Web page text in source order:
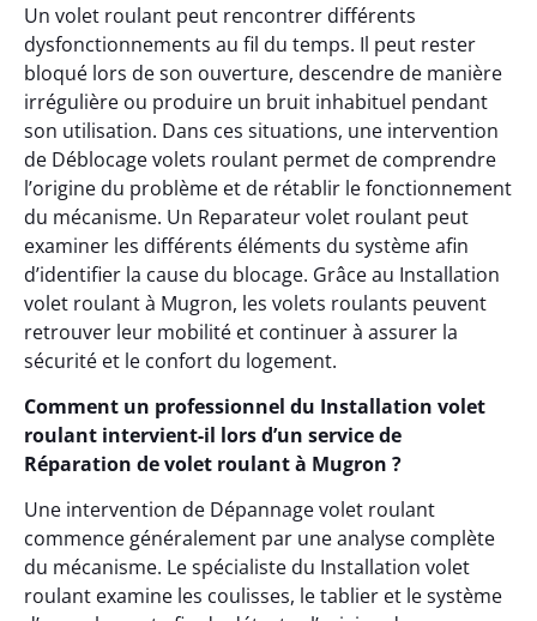
Un volet roulant peut rencontrer différents
dysfonctionnements au fil du temps. Il peut rester
bloqué lors de son ouverture, descendre de manière
irrégulière ou produire un bruit inhabituel pendant
son utilisation. Dans ces situations, une intervention
de Déblocage volets roulant permet de comprendre
l’origine du problème et de rétablir le fonctionnement
du mécanisme. Un Reparateur volet roulant peut
examiner les différents éléments du système afin
d’identifier la cause du blocage. Grâce au Installation
volet roulant à Mugron, les volets roulants peuvent
retrouver leur mobilité et continuer à assurer la
sécurité et le confort du logement.
Comment un professionnel du Installation volet
roulant intervient-il lors d’un service de
Réparation de volet roulant à Mugron ?
Une intervention de Dépannage volet roulant
commence généralement par une analyse complète
du mécanisme. Le spécialiste du Installation volet
roulant examine les coulisses, le tablier et le système